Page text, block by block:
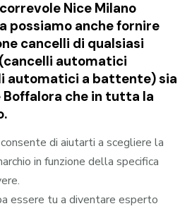
Nice Milano
possiamo anche fornire
cancelli di qualsiasi
automatici
automatici a battente) sia
che in tutta la
di aiutarti a scegliere la
in funzione della specifica
essere tu a diventare esperto